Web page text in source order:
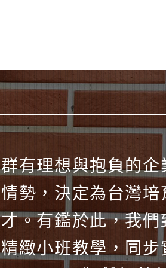
有理想與抱負的企
勢，決定為台灣培
。有鑑於此，我們
緻小班教學，同步